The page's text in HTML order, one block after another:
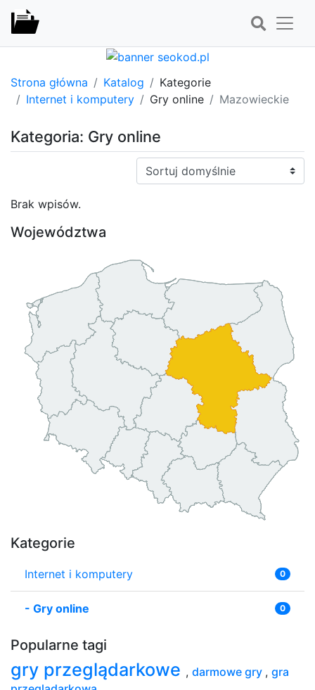
Strona główna Katalog
Kategorie
Internet i komputery
Gry online Mazowieckie
Kategoria: Gry online
Sortuj:
Brak wpisów.
Województwa
Kategorie
Internet i komputery 0
- Gry online 0
Popularne tagi
gry przeglądarkowe , darmowe gry , gra